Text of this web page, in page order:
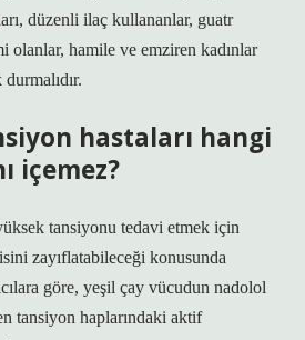
düzenli ilaç kullananlar, guatr
olanlar, hamile ve emziren kadınlar
hastaları hangi
içemez?
tansiyonu tedavi etmek için
zayıflatabileceği konusunda
göre, yeşil çay vücudun nadolol
tansiyon haplarındaki aktif